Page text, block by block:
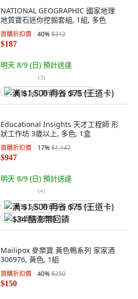
NATIONAL GEOGRAPHIC 國家地理
地質寶石迷你挖掘套組, 1組, 多色
首購折扣價 40%$312
$187
明天 8/9 (日) 預計送達
(3)
满 $1,500 再省 $75 (王道卡)
Educational Insights 天才工程師 形
狀工作坊 3歲以上, 多色, 1盒
首購折扣價 17%$1,147
$947
明天 8/9 (日) 預計送達
(4)
满 $1,500 再省 $75 (王道卡)
$34 酷澎幣回饋
Mailipox 麥樂寶 黃色鴨系列 家家酒
306976, 黃色, 1組
首購折扣價 40%$250
$150